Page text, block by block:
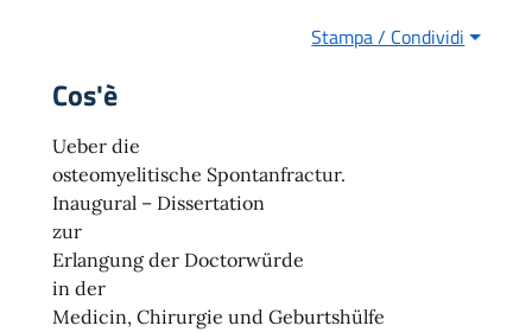
Stampa / Condividi
Cos'è
Ueber die
osteomyelitische Spontanfractur.
Inaugural – Dissertation
zur
Erlangung der Doctorwürde
in der
Medicin, Chirurgie und Geburtshülfe